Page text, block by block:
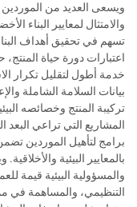
ويسعى العديد من
تسهم في تحقيق أهداف
اعتبارات دورة حياة
خدمة أطول لتقليل تكرار
بيانات السلامة الشاملة
تركيبة المنتج وخصائصه
المشاريع التي تراعي البعد
برامج لتأهيل الموردين
بالمعايير البيئية
والمسؤولية البيئية قيمة
التنظيمي، والمساهمة في